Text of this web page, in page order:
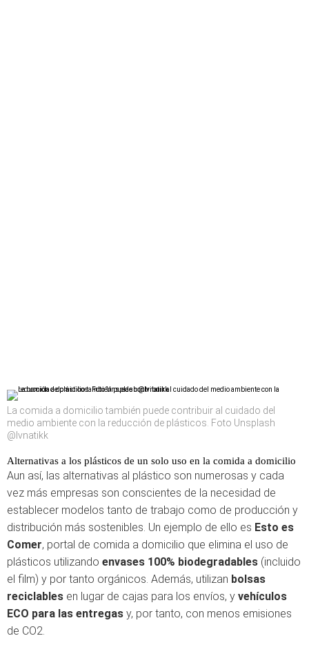
La comida a domicilio también puede contribuir al cuidado del
medio ambiente con la reducción de plásticos. Foto Unsplash
@lvnatikk
Alternativas a los plásticos de un solo uso en la comida a domicilio
Aun así, las alternativas al plástico son numerosas y cada
vez más empresas son conscientes de la necesidad de
establecer modelos tanto de trabajo como de producción y
distribución más sostenibles. Un ejemplo de ello es Esto es
Comer, portal de comida a domicilio que elimina el uso de
plásticos utilizando envases 100% biodegradables (incluido
el film) y por tanto orgánicos. Además, utilizan bolsas
reciclables en lugar de cajas para los envíos, y vehículos
ECO para las entregas y, por tanto, con menos emisiones
de CO2.